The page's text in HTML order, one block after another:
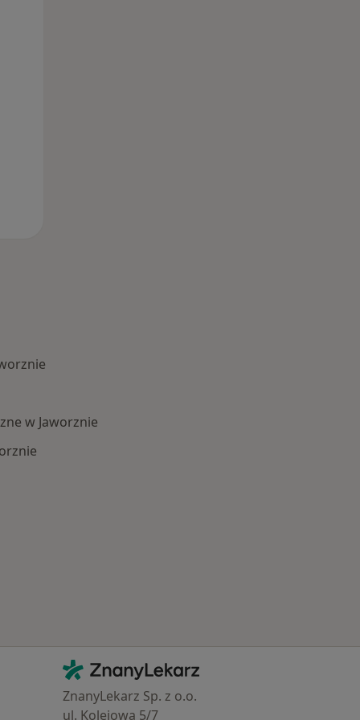
w Jaworznie
Kontakt
ZnanyLekarz - Strona główna
ZnanyLekarz Sp. z o.o.
ul. Kolejowa 5/7